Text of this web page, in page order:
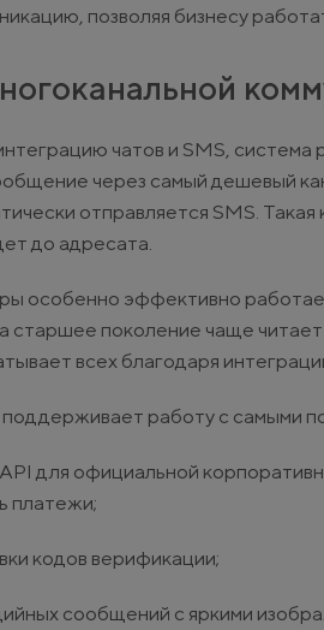
позволяя бизнесу
чатов и SMS,
через самый дешевый
отправляется SMS.
до адресата.
особенно эффективно
старшее поколение чаще
всех благодаря
работу с самыми
для официальной
платежи;
кодов верификации;
сообщений с яркими